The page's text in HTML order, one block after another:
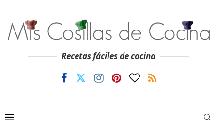
Recetas fáciles de cocina